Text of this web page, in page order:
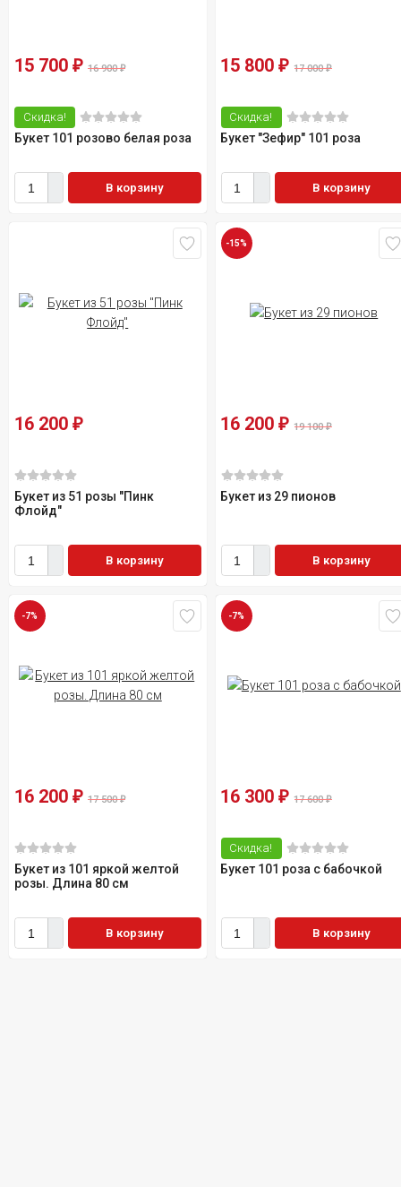
15 700 ₽ 16 900₽
Скидка!
Букет 101 розово белая роза
В корзину
15 800₽ 17 000₽
Скидка!
Букет "Зефир" 101 роза
В корзину
16 200 ₽
Букет из 51 розы "Пинк
Флойд"
В корзину
-15%
16 200₽ 19 100₽
Букет из 29 пионов
В корзину
-7%
16 200 ₽ 17 500₽
Букет из 101 яркой желтой
розы. Длина 80 см
В корзину
-7%
16 300₽ 17 600₽
Скидка!
Букет 101 роза с бабочкой
В корзину